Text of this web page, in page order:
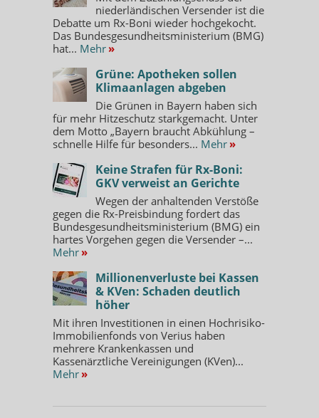
niederländischen Versender ist die
Debatte um Rx-Boni wieder hochgekocht.
Das Bundesgesundheitsministerium (BMG)
hat... Mehr »
Grüne: Apotheken sollen
Klimaanlagen abgeben
Die Grünen in Bayern haben sich
für mehr Hitzeschutz starkgemacht. Unter
dem Motto „Bayern braucht Abkühlung –
schnelle Hilfe für besonders... Mehr »
Keine Strafen für Rx-Boni:
GKV verweist an Gerichte
Wegen der anhaltenden Verstöße
gegen die Rx-Preisbindung fordert das
Bundesgesundheitsministerium (BMG) ein
hartes Vorgehen gegen die Versender –...
Mehr »
Millionenverluste bei Kassen
& KVen: Schaden deutlich
höher
Mit ihren Investitionen in einen Hochrisiko-
Immobilienfonds von Verius haben
mehrere Krankenkassen und
Kassenärztliche Vereinigungen (KVen)...
Mehr »